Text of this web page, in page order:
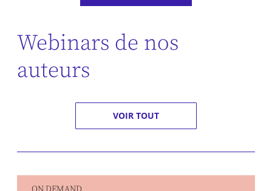
Webinars de nos
auteurs
VOIR TOUT